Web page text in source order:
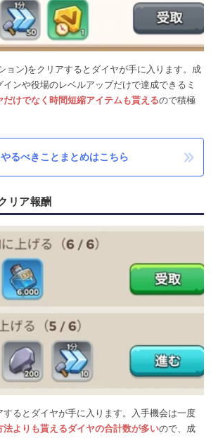
ョン)をクリアするとダイヤが手に入ります。成
ンや役場のレベルアップだけで達成できるミ
だけでなく時間短縮アイテムも貰えるので積極
るべきことまとめはこちら
リア報酬
するとダイヤが手に入ります。入手機会は一度
法よりも貰えるダイヤの合計数が多いので、成